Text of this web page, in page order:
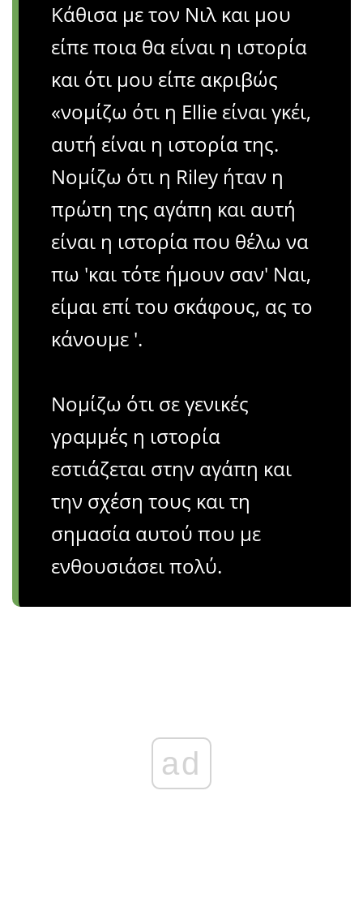
Κάθισα με τον Νιλ και μου
είπε ποια θα είναι η ιστορία
και ότι μου είπε ακριβώς
«νομίζω ότι η Ellie είναι γκέι,
αυτή είναι η ιστορία της.
Νομίζω ότι η Riley ήταν η
πρώτη της αγάπη και αυτή
είναι η ιστορία που θέλω να
πω 'και τότε ήμουν σαν' Ναι,
είμαι επί του σκάφους, ας το
κάνουμε '.
Νομίζω ότι σε γενικές
γραμμές η ιστορία
εστιάζεται στην αγάπη και
την σχέση τους και τη
σημασία αυτού που με
ενθουσιάσει πολύ.
ad